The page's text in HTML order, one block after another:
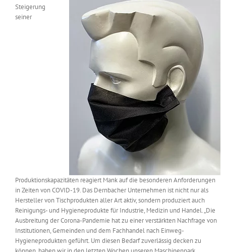
Kontakt
Messen & Events
Jobshop
Suche
nach:
Steigerung
seiner
Produktionskapazitäten reagiert Mank auf die besonderen Anforderungen
in Zeiten von COVID-19. Das Dernbacher Unternehmen ist nicht nur als
Hersteller von Tischprodukten aller Art aktiv, sondern produziert auch
Reinigungs- und Hygieneprodukte für Industrie, Medizin und Handel. „Die
Ausbreitung der Corona-Pandemie hat zu einer verstärkten Nachfrage von
Institutionen, Gemeinden und dem Fachhandel nach Einweg-
Hygieneprodukten geführt. Um diesen Bedarf zuverlässig decken zu